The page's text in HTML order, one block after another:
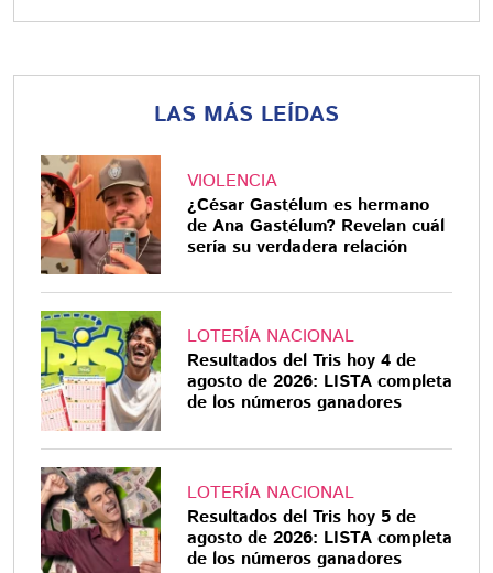
LAS MÁS LEÍDAS
VIOLENCIA
¿César Gastélum es hermano
de Ana Gastélum? Revelan cuál
sería su verdadera relación
LOTERÍA NACIONAL
Resultados del Tris hoy 4 de
agosto de 2026: LISTA completa
de los números ganadores
LOTERÍA NACIONAL
Resultados del Tris hoy 5 de
agosto de 2026: LISTA completa
de los números ganadores